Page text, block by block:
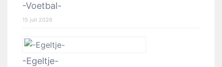
-Voetbal-
15 juli 2026
-Egeltje-